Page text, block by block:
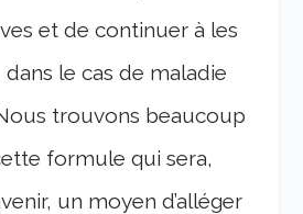
et de continuer à les
le cas de maladie
trouvons beaucoup
formule qui sera,
un moyen d’alléger